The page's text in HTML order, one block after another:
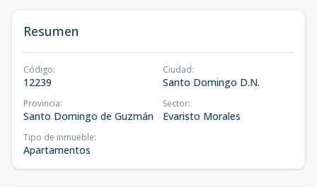
Resumen
Código:
12239
Ciudad:
Santo Domingo D.N.
Provincia:
Santo Domingo de Guzmán
Sector:
Evaristo Morales
Tipo de inmueble:
Apartamentos